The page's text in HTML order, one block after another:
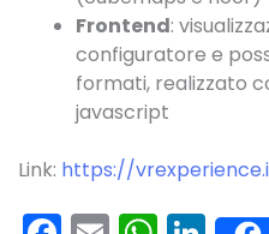
Frontend:
configuratore e
formati, realizzato
javascript
Link: https://